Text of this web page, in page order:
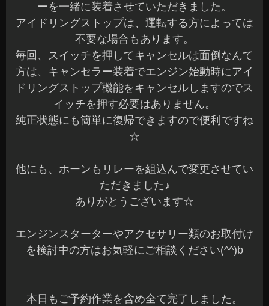
ーを一緒に装着させていただきました。
アイドリングストップは、運転する方によっては
不要な場合もあります。
毎回、スイッチを押してキャンセルは面倒なんて
方は、キャンセラー装着でエンジン始動時にアイ
ドリングストップ機能をキャンセルしますのでス
イッチを押す必要はありません。
純正状態にも簡単に復帰できますので便利ですね
☆
他にも、ホーンもリレーを組込んで変更させてい
ただきました♪
ありがとうございます☆
エンジンスターターやアクセサリー類のお取付け
を検討中の方はお気軽にご相談ください(^^)b
本日もご予約作業を含め全て完了しました。